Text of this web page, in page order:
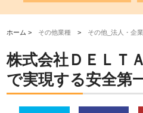
ホーム > その他業種 > その他_法人・企業
株式会社ＤＥＬＴ
で実現する安全第